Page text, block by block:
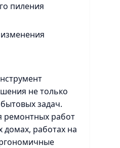
пиления
не только
задач.
ремонтных работ
домах, работах на